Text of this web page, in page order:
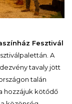
Fesztivál
A
tavaly jött
talán
hozzájuk kötődő